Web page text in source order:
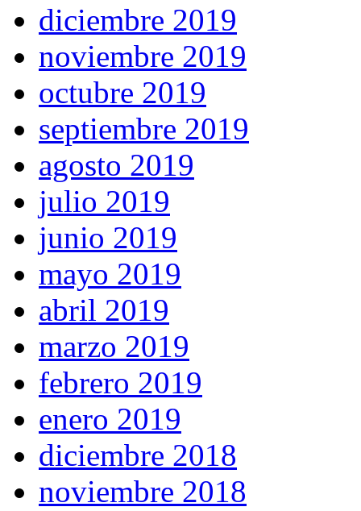
diciembre 2019
noviembre 2019
octubre 2019
septiembre 2019
agosto 2019
julio 2019
junio 2019
mayo 2019
abril 2019
marzo 2019
febrero 2019
enero 2019
diciembre 2018
noviembre 2018